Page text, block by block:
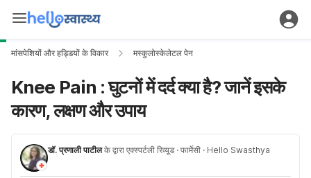
मांसपेशियों और हड्डियों के विकार मस्कुलोस्केलेटल पेन
Knee Pain : घुटनों में दर्द क्या है? जानें इसके
कारण, लक्षण और उपाय
डॉ. प्रणाली पाटीलके द्वारा एक्स्पर्टली रिव्यूड · फार्मेसी · Hello Swasthya